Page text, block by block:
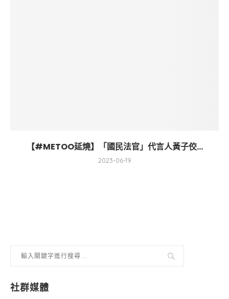
【#METOO延燒】「國民法官」代言人黃子佼...
2023-06-19
社群媒體